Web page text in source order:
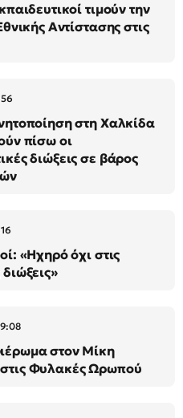
τιμούν την
Αντίστασης στις
στη Χαλκίδα
πίσω οι
διώξεις σε βάρος
«Ηχηρό όχι στις
στον Μίκη
Φυλακές Ωρωπού